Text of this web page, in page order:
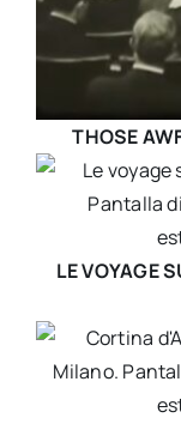
THOSE
LE VOYAGE